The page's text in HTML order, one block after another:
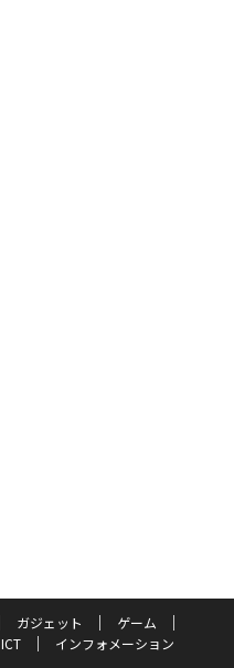
ガジェット
ゲーム
ICT
インフォメーション